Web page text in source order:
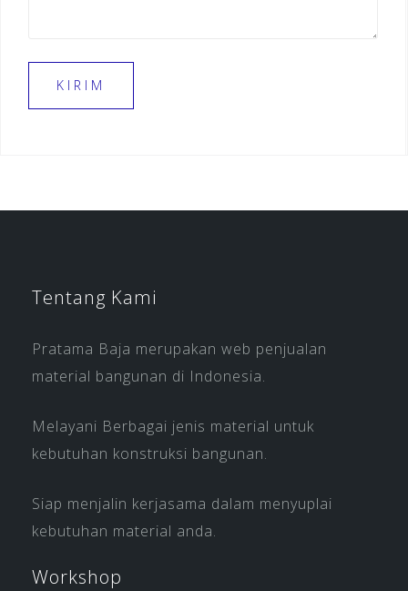
Tentang Kami
Pratama Baja merupakan web penjualan
material bangunan di Indonesia.
Melayani Berbagai jenis material untuk
kebutuhan konstruksi bangunan.
Siap menjalin kerjasama dalam menyuplai
kebutuhan material anda.
Workshop